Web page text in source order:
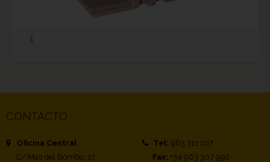
CONTACTO
Oficina Central
C/ Mas del Bombo, 17
Tel: 963 311 107
Fax: +34 963 307 992